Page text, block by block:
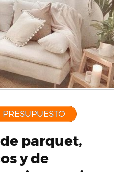
PRESUPUESTO
parquet,
y de